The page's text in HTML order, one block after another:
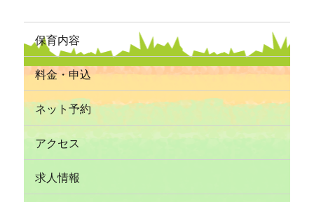
保育内容
料金・申込
ネット予約
アクセス
求人情報